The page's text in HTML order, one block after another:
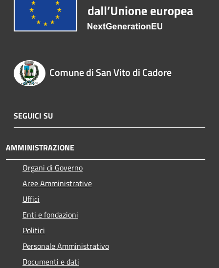
Comune di San Vito di Cadore
SEGUICI SU
AMMINISTRAZIONE
Organi di Governo
Aree Amministrative
Uffici
Enti e fondazioni
Politici
Personale Amministrativo
Documenti e dati